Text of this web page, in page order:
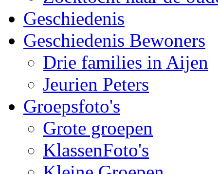
Geschiedenis
Geschiedenis Bewoners
Drie families in Aijen
Jeurien Peters
Groepsfoto's
Grote groepen
KlassenFoto's